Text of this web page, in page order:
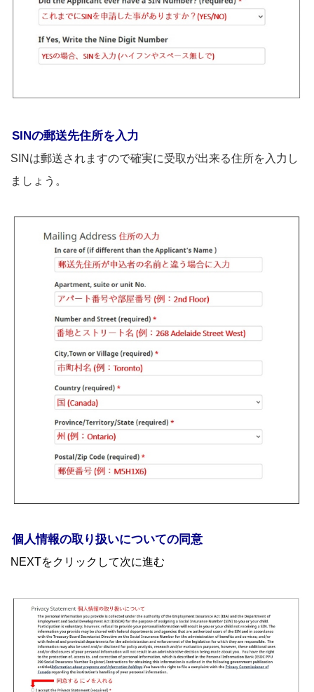
SINの郵送先住所を入力
SINは郵送されますので確実に受取が出来る住所を入力し
ましょう。
個人情報の取り扱いについての同意
NEXTをクリックして次に進む